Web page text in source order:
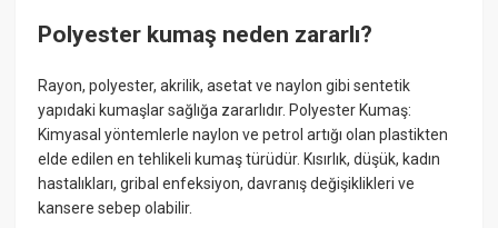
Polyester kumaş neden zararlı?
Rayon, polyester, akrilik, asetat ve naylon gibi sentetik
yapıdaki kumaşlar sağlığa zararlıdır. Polyester Kumaş:
Kimyasal yöntemlerle naylon ve petrol artığı olan plastikten
elde edilen en tehlikeli kumaş türüdür. Kısırlık, düşük, kadın
hastalıkları, gribal enfeksiyon, davranış değişiklikleri ve
kansere sebep olabilir.